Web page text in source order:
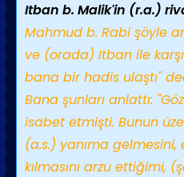
Itban b. Malik'in (r.a.)
Mahmud b. Rabi şöyle
ve (orada) Itban ile
bana bir hadis ulaştı"
Bana şunları anlattı:
isabet etmişti. Bunun
(a.s.) yanıma
kılmasını arzu ettiğimi,